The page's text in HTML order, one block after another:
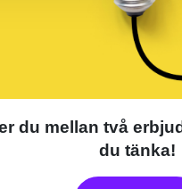
du mellan två
du tänka!